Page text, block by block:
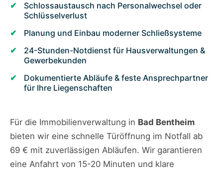
Schlossaustausch nach Personalwechsel oder
Schlüsselverlust
Planung und Einbau moderner Schließsysteme
24-Stunden-Notdienst für Hausverwaltungen &
Gewerbekunden
Dokumentierte Abläufe & feste Ansprechpartner
für Ihre Liegenschaften
Für die Immobilienverwaltung in Bad Bentheim
bieten wir eine schnelle Türöffnung im Notfall ab
69 € mit zuverlässigen Abläufen. Wir garantieren
eine Anfahrt von 15-20 Minuten und klare